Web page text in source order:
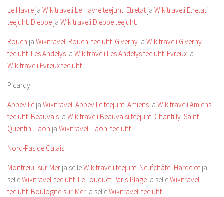
Le Havre ja Wikitraveli Le Havre teejuht. Etretat ja Wikitraveli Etretati
teejuht. Dieppe ja Wikitraveli Dieppe teejuht.
Rouen ja Wikitraveli Roueni teejuht. Giverny ja Wikitraveli Giverny
teejuht. Les Andelys ja Wikitraveli Les Andelys teejuht. Evreux ja
Wikitraveli Evreux teejuht.
Picardy
Abbeville ja Wikitraveli Abbeville teejuht. Amiens ja Wikitraveli Amiensi
teejuht. Beauvais ja Wikitraveli Beauvaisi teejuht. Chantilly. Saint-
Quentin. Laon ja Wikitraveli Laoni teejuht.
Nord-Pas de Calais
Montreuil-sur-Mer ja selleWikitraveli teejuht. Neufchâtel-Hardelot ja
selleWikitraveli teejuht. Le Touquet-Paris-Plage ja selleWikitraveli
teejuht. Boulogne-sur-Mer ja selleWikitraveli teejuht.